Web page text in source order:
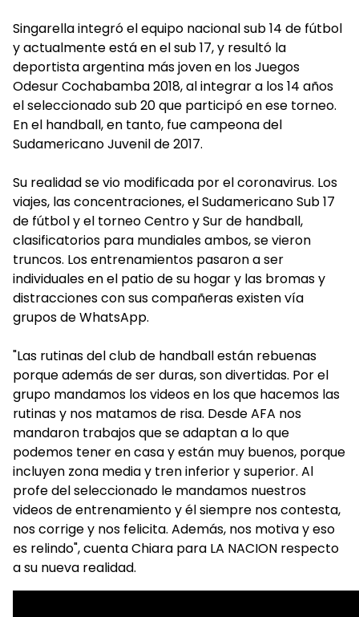
Singarella integró el equipo nacional sub 14 de fútbol
y actualmente está en el sub 17, y resultó la
deportista argentina más joven en los Juegos
Odesur Cochabamba 2018, al integrar a los 14 años
el seleccionado sub 20 que participó en ese torneo.
En el handball, en tanto, fue campeona del
Sudamericano Juvenil de 2017.
Su realidad se vio modificada por el coronavirus. Los
viajes, las concentraciones, el Sudamericano Sub 17
de fútbol y el torneo Centro y Sur de handball,
clasificatorios para mundiales ambos, se vieron
truncos. Los entrenamientos pasaron a ser
individuales en el patio de su hogar y las bromas y
distracciones con sus compañeras existen vía
grupos de WhatsApp.
"Las rutinas del club de handball están rebuenas
porque además de ser duras, son divertidas. Por el
grupo mandamos los videos en los que hacemos las
rutinas y nos matamos de risa. Desde AFA nos
mandaron trabajos que se adaptan a lo que
podemos tener en casa y están muy buenos, porque
incluyen zona media y tren inferior y superior. Al
profe del seleccionado le mandamos nuestros
videos de entrenamiento y él siempre nos contesta,
nos corrige y nos felicita. Además, nos motiva y eso
es relindo", cuenta Chiara para LA NACION respecto
a su nueva realidad.